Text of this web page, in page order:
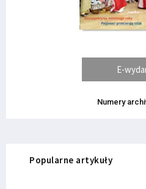
E-
Numery
Popularne artykuły